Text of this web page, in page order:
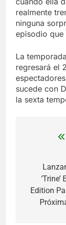
realmente
ninguna
episodio que
La
regresará el
sucede con
la sexta
‘Trine’
Edition